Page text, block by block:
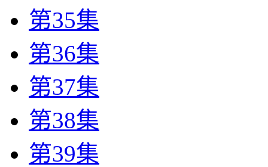
第35集
第36集
第37集
第38集
第39集